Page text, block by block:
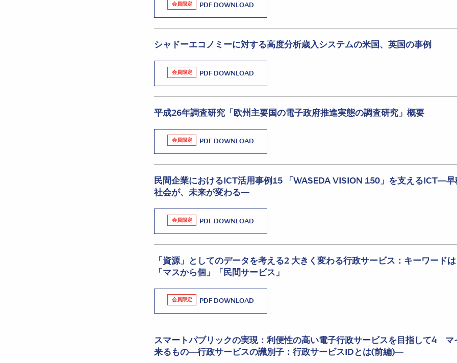
会員限定 PDF DOWNLOAD
シャドーエコノミーに対する高度分析歳入システムの米国、英国の事例
会員限定 PDF DOWNLOAD
平成26年調査研究「欧州主要国の電子政府推進実態の調査研究」概要
会員限定 PDF DOWNLOAD
民間企業におけるICT活用事例15 「WASEDA VISION 150」を支えるICT―早
社会が、未来が変わる―
会員限定 PDF DOWNLOAD
「資源」としてのデータを考える2 大きく変わる行政サービス：キーワードは
「マスから個」「民間サービス」
会員限定 PDF DOWNLOAD
スマートパブリックの実現：利便性の高い電子行政サービスを目指して4 マ
来るもの―行政サービスの識別子：行政サービスIDとは(前編)―